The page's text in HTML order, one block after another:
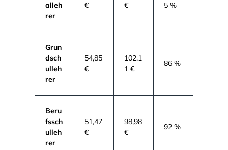
alleh
rer
€
€
5 %
Grun
dsch
ulleh
rer
54,85
€
102,1
1 €
86 %
Beru
fssch
ulleh
rer
51,47
€
98,98
€
92 %